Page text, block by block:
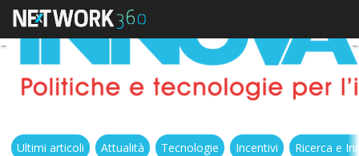
Ultimi articoli Attualità Tecnologie Incentivi Ricerca e